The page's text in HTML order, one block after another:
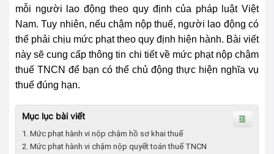
mỗi người lao động theo quy định của pháp luật Việt
Nam. Tuy nhiên, nếu chậm nộp thuế, người lao động có
thể phải chịu mức phạt theo quy định hiện hành. Bài viết
này sẽ cung cấp thông tin chi tiết về mức phạt nộp chậm
thuế TNCN để bạn có thể chủ động thực hiện nghĩa vụ
thuế đúng hạn.
Mục lục bài viết
1. Mức phạt hành vi nộp chậm hồ sơ khai thuế
2. Mức phạt hành vi chậm nộp quyết toán thuế TNCN